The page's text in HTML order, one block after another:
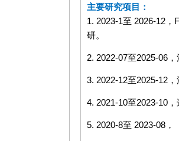
主要研究项目：
1. 2023-1至 2026-12 ，
研。
2. 2022-07至2025-06
3. 2022-12至2025-12
4. 2021-10至2023-10
5. 2020-8至 2023-08